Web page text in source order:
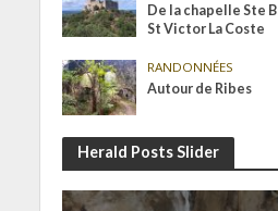
De la chapelle Ste
St Victor La Coste
RANDONNÉES
Autour de Ribes
Herald Posts Slider